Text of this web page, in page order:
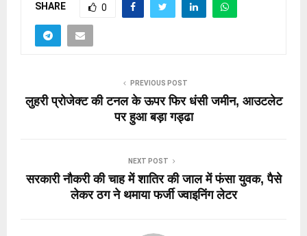
SHARE 0
PREVIOUS POST
लुहरी प्रोजेक्ट की टनल के ऊपर फिर धंसी जमीन, आउटलेट
पर हुआ बड़ा गड्ढा
NEXT POST
सरकारी नौकरी की चाह में शातिर की जाल में फंसा युवक, पैसे
लेकर ठग ने थमाया फर्जी ज्वाइनिंग लेटर